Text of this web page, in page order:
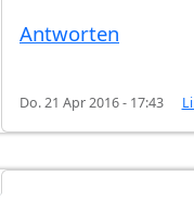
Antworten
Do. 21 Apr 2016 - 17:43